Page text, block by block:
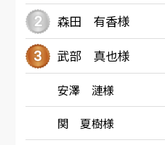
森田 有香様
武部 真也様
安澤 漣様
関 夏樹様